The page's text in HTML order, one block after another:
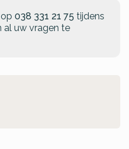
038 331 21 75 tijdens
al uw vragen te